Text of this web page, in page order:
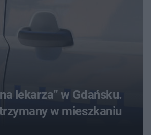
lekarza” w Gdańsku.
w mieszkaniu